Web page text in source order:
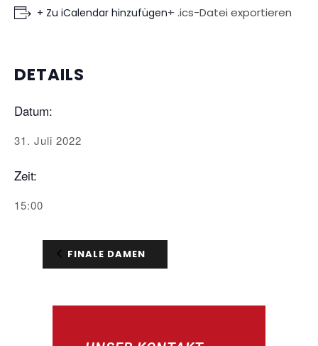
+ Zu iCalendar hinzufügen+ .ics-Datei exportieren
DETAILS
Datum:
31. Juli 2022
Zeit:
15:00
FINALE DAMEN